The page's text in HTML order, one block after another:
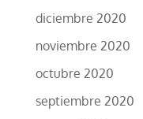
diciembre 2020
noviembre 2020
octubre 2020
septiembre 2020